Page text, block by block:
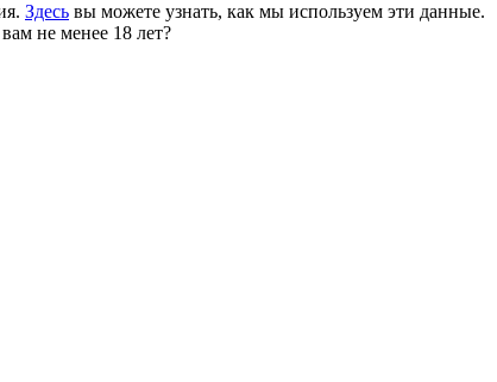
Здесь вы можете узнать, как мы используем эти данные.
не менее 18 лет?